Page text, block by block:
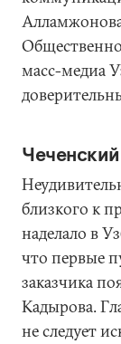
масс-медиа
близкого к
наделало в
что первые
заказчика
Кадырова.
не следует